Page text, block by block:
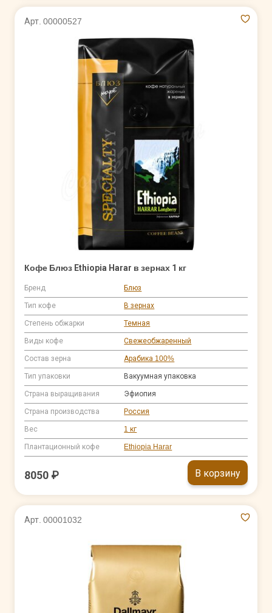
Арт. 00000527
Кофе Блюз Ethiopia Harar в зернах 1 кг
Бренд Блюз
Тип кофе В зернах
Степень обжарки Темная
Виды кофе Свежеобжаренный
Состав зерна Арабика 100%
Тип упаковки Вакуумная упаковка
Страна выращивания Эфиопия
Страна производства Россия
Вес 1 кг
Плантационный кофе Ethiopia Harar
8050 ₽ В корзину
Арт. 00001032